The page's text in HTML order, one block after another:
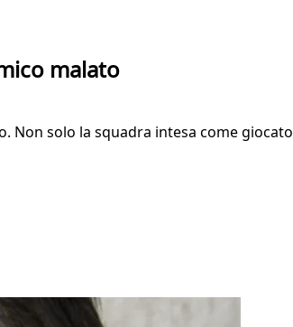
malato
Non solo la squadra intesa come